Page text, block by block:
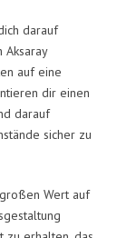
darauf
Aksaray
auf eine
dir einen
darauf
sicher zu
Wert auf